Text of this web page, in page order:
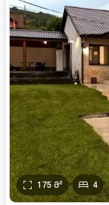
175 მ² 4